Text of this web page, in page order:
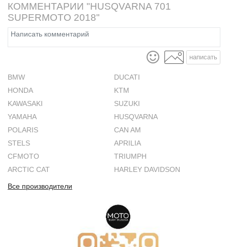
КОММЕНТАРИИ "HUSQVARNA 701
SUPERMOTO 2018"
написать
BMW
DUCATI
HONDA
KTM
KAWASAKI
SUZUKI
YAMAHA
HUSQVARNA
POLARIS
CAN AM
STELS
APRILIA
CFMOTO
TRIUMPH
ARCTIC CAT
HARLEY DAVIDSON
Все производители